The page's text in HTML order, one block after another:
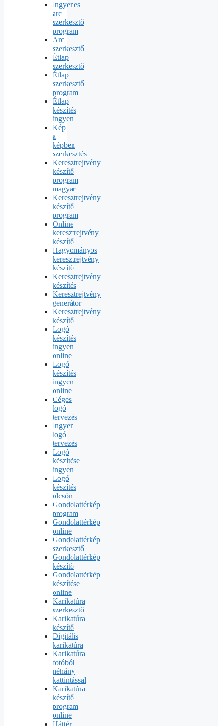
Ingyenes
arc
szerkesztő
program
Arc
szerkesztő
Étlap
szerkesztő
Étlap
szerkesztő
program
Étlap
készítés
ingyen
Kép
a
képben
szerkesztés
Keresztrejtvény
készítő
program
magyar
Keresztrejtvény
készítő
program
Online
keresztrejtvény
készítő
Hagyományos
keresztrejtvény
készítő
Keresztrejtvény
készítés
Keresztrejtvény
generátor
Keresztrejtvény
készítő
Logó
készítés
ingyen
online
Logó
készítés
ingyen
online
Céges
logó
tervezés
Ingyen
logó
tervezés
Logó
készítése
ingyen
Logó
készítés
olcsón
Gondolattérkép
program
Gondolattérkép
online
Gondolattérkép
szerkesztő
Gondolattérkép
készítő
Gondolattérkép
készítése
online
Karikatúra
szerkesztő
Karikatúra
készítő
Digitális
karikatúra
Karikatúra
fotóból
néhány
kattintással
Karikatúra
készítő
program
online
Háttér